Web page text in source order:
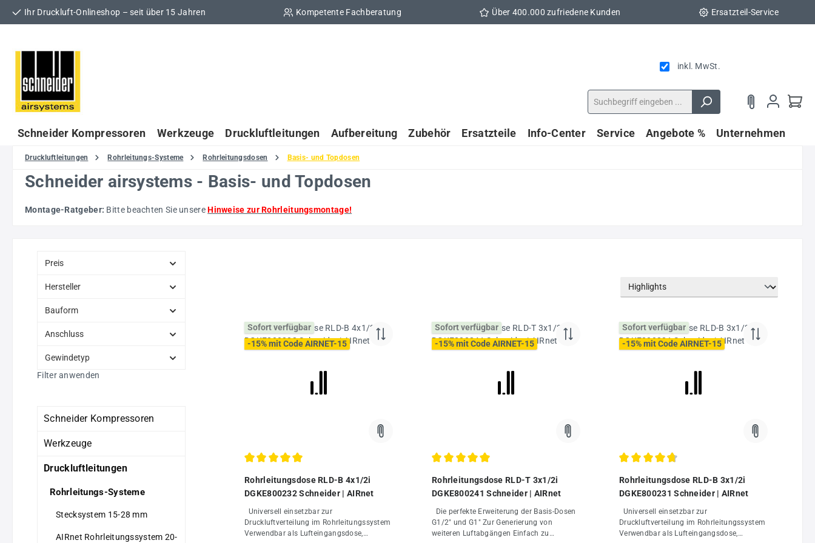
Hauptinhalt springen
Zur Suche springen
Zur Hauptnavigation springen
Ihr Druckluft-Onlineshop – seit über 15 Jahren Kompetente Fachberatung Über 400.000 zufriedene Kunden Ersatzteil-Service
inkl. MwSt.
Schneider Kompressoren Werkzeuge Druckluftleitungen Aufbereitung Zubehör Ersatzteile Info-Center Service Angebote % Unternehmen
Druckluftleitungen Rohrleitungs-Systeme Rohrleitungsdosen Basis- und Topdosen
Schneider airsystems - Basis- und Topdosen
Montage-Ratgeber: Bitte beachten Sie unsereHinweise zur Rohrleitungsmontage!
Preis
Hersteller
Bauform
Anschluss
Gewindetyp
Filter anwenden
Schneider Kompressoren
Werkzeuge
Druckluftleitungen
Rohrleitungs-Systeme
Stecksystem 15-28 mm
AIRnet Rohrleitungssystem 20-
Sofort verfügbar
-15% mit Code AIRNET-15
Rohrleitungsdose RLD-B 4x1/2i
DGKE800232 Schneider | AIRnet
Druckluftverteilung im Rohrleitungssystem
Verwendbar als Lufteingangsdose,
Sofort verfügbar
-15% mit Code AIRNET-15
Rohrleitungsdose RLD-T 3x1/2i
DGKE800241 Schneider | AIRnet
G1/2" und G1" Zur Generierung von
weiteren Luftabgängen Einfach zu
Sofort verfügbar
-15% mit Code AIRNET-15
Rohrleitungsdose RLD-B 3x1/2i
DGKE800231 Schneider | AIRnet
Druckluftverteilung im Rohrleitungssystem
Verwendbar als Lufteingangsdose,